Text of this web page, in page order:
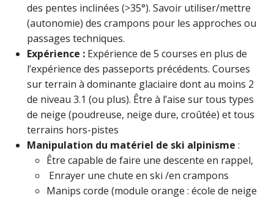
des pentes inclinées (>35°). Savoir utiliser/mettre
(autonomie) des crampons pour les approches ou
passages techniques.
Expérience : Expérience de 5 courses en plus de
l’expérience des passeports précédents. Courses
sur terrain à dominante glaciaire dont au moins 2
de niveau 3.1 (ou plus). Être à l’aise sur tous types
de neige (poudreuse, neige dure, croûtée) et tous
terrains hors-pistes
Manipulation du matériel de ski alpinisme :
Être capable de faire une descente en rappel,
Enrayer une chute en ski /en crampons
Manips corde (module orange : école de neige